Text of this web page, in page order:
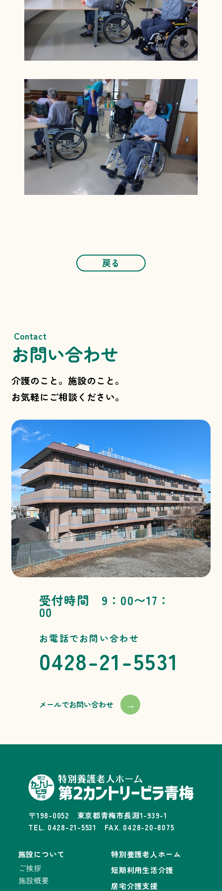
戻る
Contact
お問い合わせ
介護のこと。施設のこと。
お気軽にご相談ください。
受付時間 9：00〜17：
00
お電話でお問い合わせ
0428-21-5531
メールでお問い合わせ →
〒198-0052 東京都青梅市長淵1-939-1
TEL. 0428-21-5531 FAX. 0428-20-8075
施設について
ご挨拶
施設概要
特別養護老人ホーム
短期利用生活介護
居宅介護支援